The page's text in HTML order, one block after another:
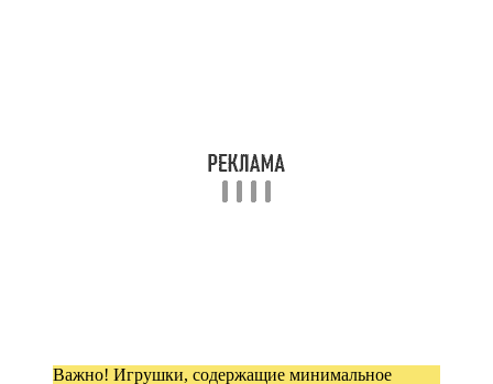
Важно! Игрушки, содержащие минимальное